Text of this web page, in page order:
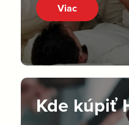
Viac
Kde kúpiť